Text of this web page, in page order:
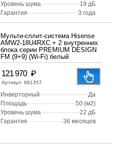
Уровень шума
19 дБ
Гарантия
3 года
Мульти-сплит-система Hisense
AMW2-18U4RXC + 2 внутренних
блока серии PREMIUM DESIGN
FM (9+9) (Wi-Fi) белый
121 970 ₽
Артикул: 881357
Инверторный
Да
Площадь
50 (м2)
Уровень шума
22 дБ
Гарантия
36 месяцев